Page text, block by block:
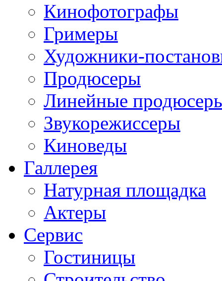
Кинофотографы
Гримеры
Художники-
Продюсеры
Линейные
Звукорежиссеры
Киноведы
Галлерея
Натурная площадка
Актеры
Сервис
Гостиницы